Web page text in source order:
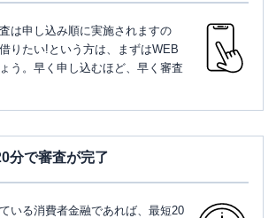
は申し込み順に実施されますの
りたい!という方は、まずはWEB
う。早く申し込むほど、早く審査
分で審査が完了
いる消費者金融であれば、最短20